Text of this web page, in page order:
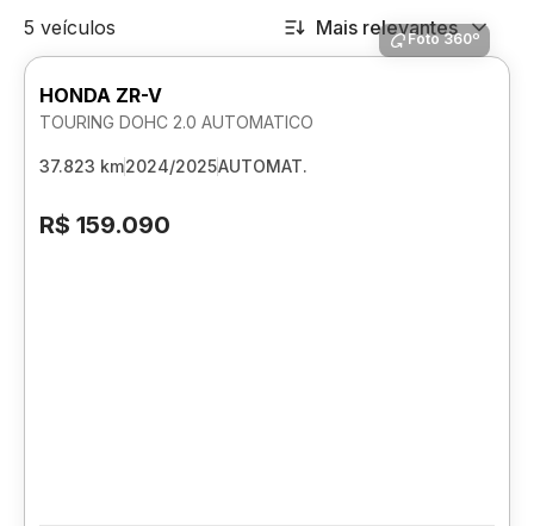
5 veículos Mais relevantes
Foto 360º
HONDA ZR-V
TOURING DOHC 2.0 AUTOMATICO
37.823 km2024/2025AUTOMAT.
R$ 159.090